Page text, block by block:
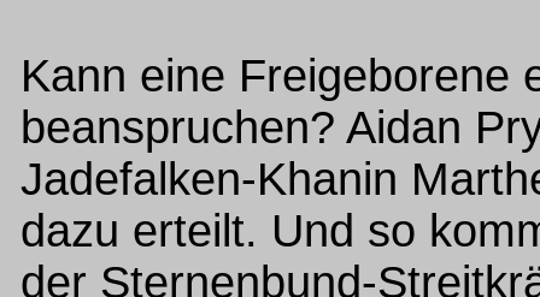
Kann eine Freigeborene
beanspruchen? Aidan
Jadefalken-Khanin
dazu erteilt. Und so
der Sternenbund-